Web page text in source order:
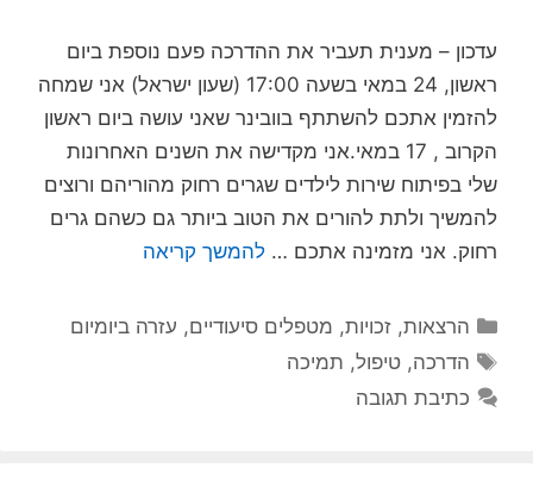
עדכון – מענית תעביר את ההדרכה פעם נוספת ביום
ראשון, 24 במאי בשעה 17:00 (שעון ישראל) אני שמחה
להזמין אתכם להשתתף בוובינר שאני עושה ביום ראשון
הקרוב , 17 במאי.אני מקדישה את השנים האחרונות
שלי בפיתוח שירות לילדים שגרים רחוק מהוריהם ורוצים
להמשיך ולתת להורים את הטוב ביותר גם כשהם גרים
רחוק. אני מזמינה אתכם … להמשך קריאה
קטגוריות
הרצאות,זכויות, מטפלים סיעודיים, עזרה ביומיום
תגיות
הדרכה,טיפול, תמיכה
כתיבת תגובה